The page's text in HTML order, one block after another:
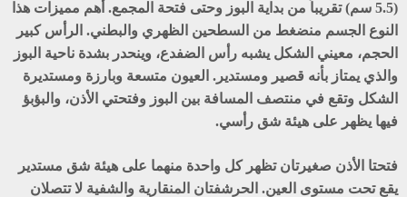
(5.5 سم) تقريباً من بداية البوز وحتى فتحة المجمع. أهم مميزات هذا
النوع الجسم منضغط من السطحين الظهري والبطني. الرأس كبير
الحجم، معيني الشكل يشبه رأس الضفدع، وينحدر بشدة ناحية البوز
والذي يمتاز بأنه قصير ومستدير. العيون متسعة وبارزة ومستديرة
الشكل وتقع في منتصف المسافة بين البوز وفتحتي الأذن، والبؤبؤ
فيها يظهر على هيئة شق رأسي.
فتحتا الأذن صغيرتان تظهر كل واحدة منهما على هيئة شق مستدير
يقع تحت مستوى العين. الحرشفتان المنقارية والشفية لا تتصلان